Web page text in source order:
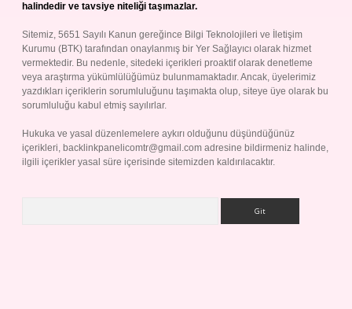
halindedir ve tavsiye niteliği taşımazlar.
Sitemiz, 5651 Sayılı Kanun gereğince Bilgi Teknolojileri ve İletişim
Kurumu (BTK) tarafından onaylanmış bir Yer Sağlayıcı olarak hizmet
vermektedir. Bu nedenle, sitedeki içerikleri proaktif olarak denetleme
veya araştırma yükümlülüğümüz bulunmamaktadır. Ancak, üyelerimiz
yazdıkları içeriklerin sorumluluğunu taşımakta olup, siteye üye olarak bu
sorumluluğu kabul etmiş sayılırlar.
Hukuka ve yasal düzenlemelere aykırı olduğunu düşündüğünüz
içerikleri, backlinkpanelicomtr@gmail.com adresine bildirmeniz halinde,
ilgili içerikler yasal süre içerisinde sitemizden kaldırılacaktır.